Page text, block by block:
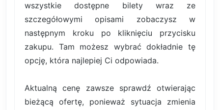
wszystkie dostępne bilety wraz ze
szczegółowymi opisami zobaczysz w
następnym kroku po kliknięciu przycisku
zakupu. Tam możesz wybrać dokładnie tę
opcję, która najlepiej Ci odpowiada.
Aktualną cenę zawsze sprawdź otwierając
bieżącą ofertę, ponieważ sytuacja zmienia